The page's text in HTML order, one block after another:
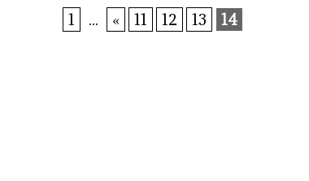
1 ... « 11 12 13 14